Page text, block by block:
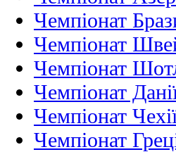
Чемпіонат
Чемпіонат
Чемпіонат
Чемпіонат
Чемпіонат
Чемпіонат